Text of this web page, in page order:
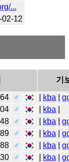
...
02-12
기
♂ kba |
♂ kba
♂ kba |
♂ kba |
♂ kba |
♂ kba |